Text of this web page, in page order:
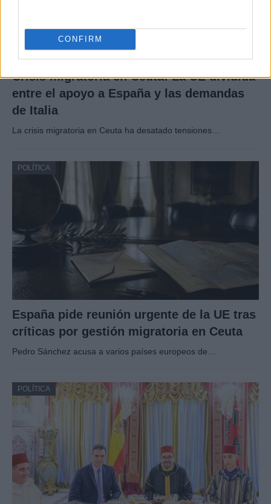
CONFIRM
Crisis migratoria en Ceuta: La UE dividida
entre el apoyo a España y las demandas
de Italia
La crisis migratoria en Ceuta ha desatado tensiones…
POLÍTICA
España pide reunión urgente de la UE tras
críticas por gestión migratoria en Ceuta
Pedro Sánchez acusa a varios países europeos de…
POLÍTICA